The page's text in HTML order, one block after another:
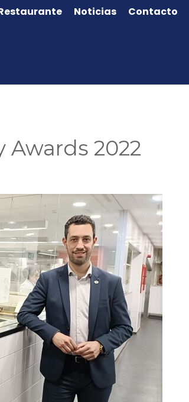
Noticias Contacto
2022